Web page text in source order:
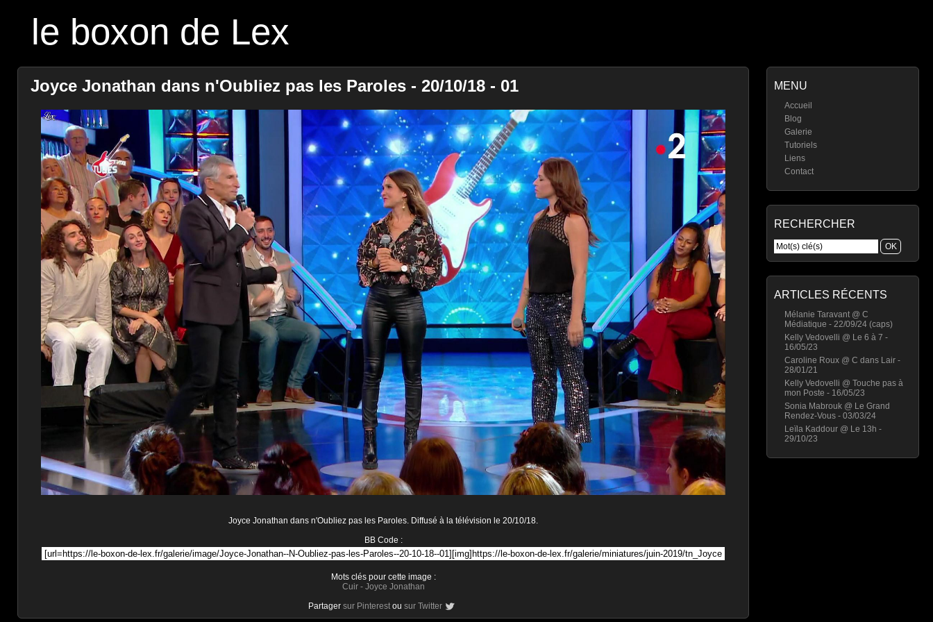
le boxon de Lex
MENU
Accueil
Blog
Galerie
Tutoriels
Liens
Contact
RECHERCHER
ARTICLES RÉCENTS
Mélanie Taravant @ C
Médiatique - 22/09/24 (caps)
Kelly Vedovelli @ Le 6 à 7 -
16/05/23
Caroline Roux @ C dans Lair -
28/01/21
Kelly Vedovelli @ Touche pas à
mon Poste - 16/05/23
Sonia Mabrouk @ Le Grand
Rendez-Vous - 03/03/24
Leïla Kaddour @ Le 13h -
29/10/23
Joyce Jonathan dans n'Oubliez pas les Paroles - 20/10/18 - 01
Joyce Jonathan dans n'Oubliez pas les Paroles. Diffusé à la télévision le 20/10/18.
BB Code :
Mots clés pour cette image :
Cuir- Joyce Jonathan
Partager sur Pinterest ou sur Twitter